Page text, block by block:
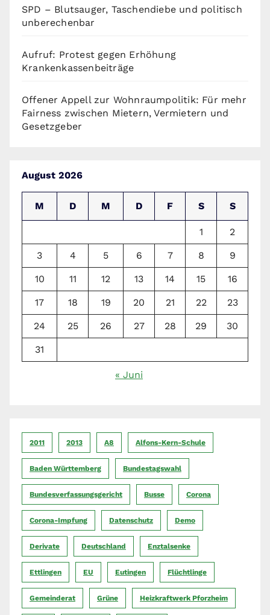
SPD – Blutsauger, Taschendiebe und politisch
unberechenbar
Aufruf: Protest gegen Erhöhung
Krankenkassenbeiträge
Offener Appell zur Wohnraumpolitik: Für mehr
Fairness zwischen Mietern, Vermietern und
Gesetzgeber
August 2026
M D M D F S S
1 2
3 4 5 6 7 8 9
10 11 12 13 14 15 16
17 18 19 20 21 22 23
24 25 26 27 28 29 30
31
« Juni
2011 2013 A8 Alfons-Kern-Schule
Baden Württemberg Bundestagswahl
Bundesverfassungsgericht Busse Corona
Corona-Impfung Datenschutz Demo
Derivate Deutschland Enztalsenke
Ettlingen EU Eutingen Flüchtlinge
Gemeinderat Grüne Heizkraftwerk Pforzheim